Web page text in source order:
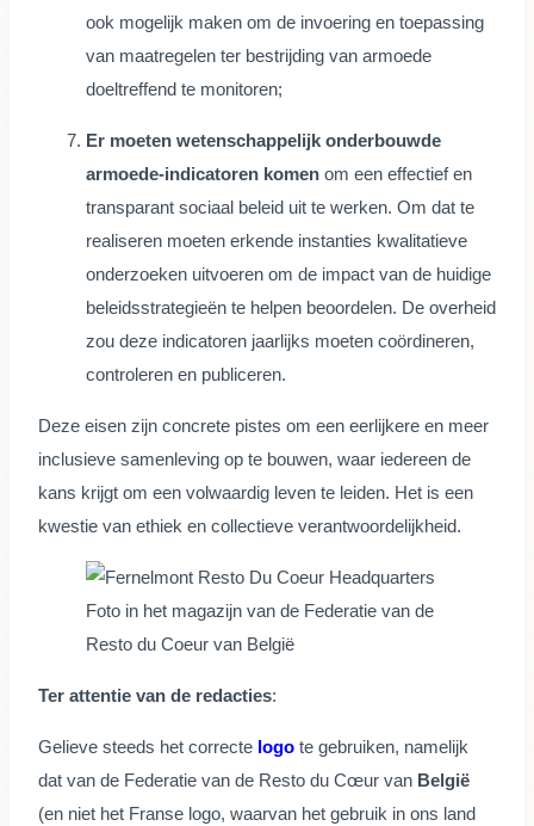
ook mogelijk maken om de invoering en toepassing
van maatregelen ter bestrijding van armoede
doeltreffend te monitoren;
Er moeten wetenschappelijk onderbouwde
armoede-indicatoren komen om een effectief en
transparant sociaal beleid uit te werken. Om dat te
realiseren moeten erkende instanties kwalitatieve
onderzoeken uitvoeren om de impact van de huidige
beleidsstrategieën te helpen beoordelen. De overheid
zou deze indicatoren jaarlijks moeten coördineren,
controleren en publiceren.
Deze eisen zijn concrete pistes om een eerlijkere en meer
inclusieve samenleving op te bouwen, waar iedereen de
kans krijgt om een volwaardig leven te leiden. Het is een
kwestie van ethiek en collectieve verantwoordelijkheid.
Foto in het magazijn van de Federatie van de
Resto du Coeur van België
Ter attentie van de redacties:
Gelieve steeds het correcte logo te gebruiken, namelijk
dat van de Federatie van de Resto du Cœur van België
(en niet het Franse logo, waarvan het gebruik in ons land